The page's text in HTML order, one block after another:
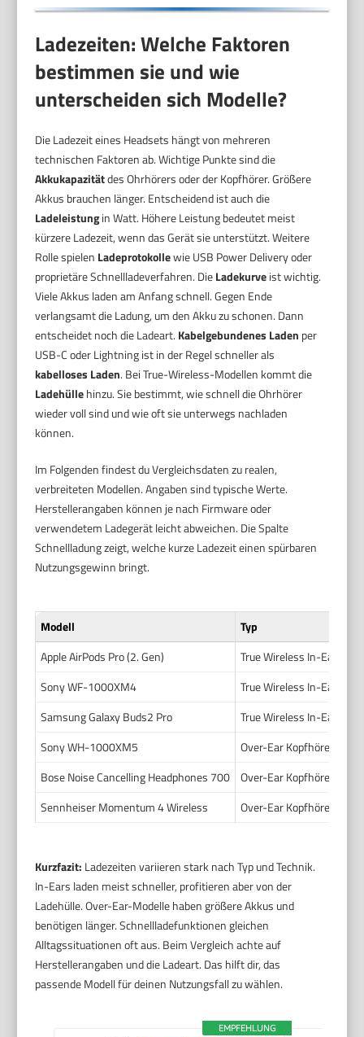
Ladezeiten: Welche Faktoren
bestimmen sie und wie
unterscheiden sich Modelle?
Die Ladezeit eines Headsets hängt von mehreren
technischen Faktoren ab. Wichtige Punkte sind die
Akkukapazitätdes Ohrhörers oder der Kopfhörer. Größere
Akkus brauchen länger. Entscheidend ist auch die
Ladeleistungin Watt. Höhere Leistung bedeutet meist
kürzere Ladezeit, wenn das Gerät sie unterstützt. Weitere
Rolle spielen Ladeprotokollewie USB Power Delivery oder
proprietäre Schnellladeverfahren. DieLadekurveist wichtig.
Viele Akkus laden am Anfang schnell. Gegen Ende
verlangsamt die Ladung, um den Akku zu schonen. Dann
entscheidet noch die Ladeart. Kabelgebundenes Laden per
USB-C oder Lightning ist in der Regel schneller als
kabelloses Laden. Bei True-Wireless-Modellen kommt die
Ladehüllehinzu. Sie bestimmt, wie schnell die Ohrhörer
wieder voll sind und wie oft sie unterwegs nachladen
können.
Im Folgenden findest du Vergleichsdaten zu realen,
verbreiteten Modellen. Angaben sind typische Werte.
Herstellerangaben können je nach Firmware oder
verwendetem Ladegerät leicht abweichen. Die Spalte
Schnellladung zeigt, welche kurze Ladezeit einen spürbaren
Nutzungsgewinn bringt.
Modell Typ
Apple AirPods Pro (2. Gen)
True Wireless In-Ear
Sony WF-1000XM4
True Wireless In-Ear
Samsung Galaxy Buds2 Pro
True Wireless In-Ear
Sony WH-1000XM5
Over-Ear Kopfhörer
Bose Noise Cancelling Headphones 700
Over-Ear Kopfhörer
Sennheiser Momentum 4 Wireless
Over-Ear Kopfhörer
Kurzfazit: Ladezeiten variieren stark nach Typ und Technik.
In-Ears laden meist schneller, profitieren aber von der
Ladehülle. Over-Ear-Modelle haben größere Akkus und
benötigen länger. Schnellladefunktionen gleichen
Alltagssituationen oft aus. Beim Vergleich achte auf
Herstellerangaben und die Ladeart. Das hilft dir, das
passende Modell für deinen Nutzungsfall zu wählen.
EMPFEHLUNG